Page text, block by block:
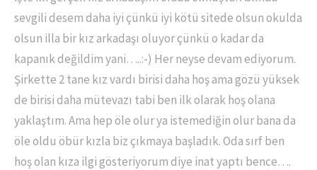
sevgili desem daha iyi çünkü iyi kötü sitede olsun okulda
olsun illa bir kız arkadaşı oluyor çünkü o kadar da
kapanık değildim yani…..:-) Her neyse devam ediyorum.
Şirkette 2 tane kız vardı birisi daha hoş ama gözü yüksek
de birisi daha mütevazı tabi ben ilk olarak hoş olana
yaklaştım. Ama hep öle olur ya istemediğin olur bana da
öle oldu öbür kızla biz çıkmaya başladık. Oda sırf ben
hoş olan kıza ilgi gösteriyorum diye inat yaptı bence….